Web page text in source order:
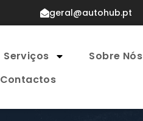
geral@autohub.pt
Serviços
Sobre Nós
Contactos